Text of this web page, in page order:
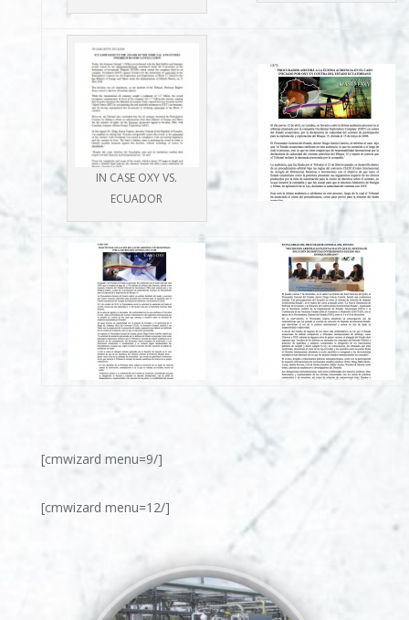
IN CASE OXY VS.
ECUADOR
[cmwizard menu=9/]
[cmwizard menu=12/]